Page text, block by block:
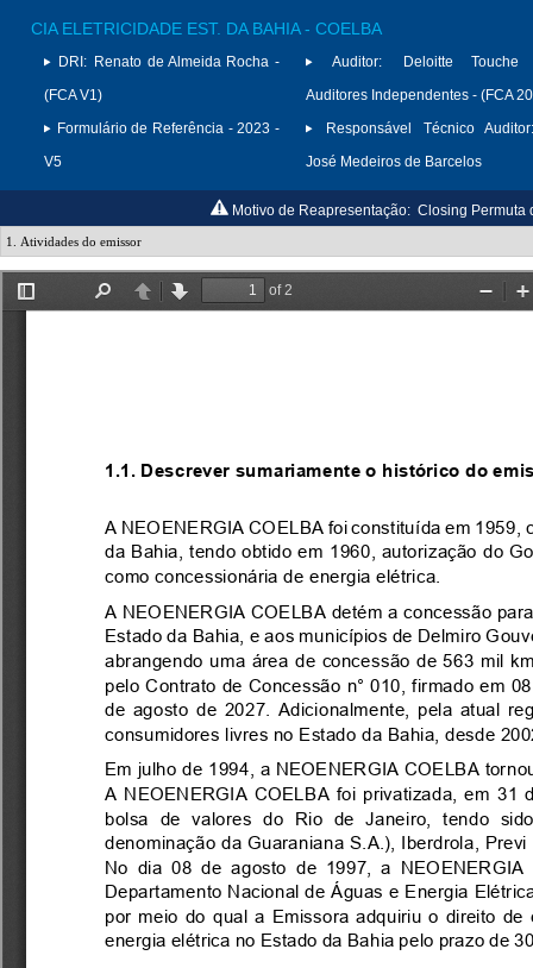
CIA ELETRICIDADE EST. DA BAHIA - COELBA
DRI: Renato de Almeida Rocha -
(FCA V1)
Formulário de Referência - 2023 -
V5
Auditor:
Deloitte Touche
Auditores Independentes - (FCA
Responsável Técnico
José Medeiros de Barcelos
Motivo de Reapresentação: Closing Permuta